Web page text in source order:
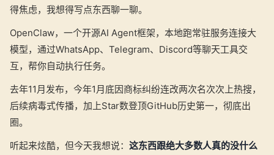
得焦虑，我想得写点东西聊一聊。
OpenClaw，一个开源AI Agent框架，本地跑常驻服务连接大
模型，通过WhatsApp、Telegram、Discord等聊天工具交
互，帮你自动执行任务。
去年11月发布，今年1月底因商标纠纷连改两次名次次上热搜，
后续病毒式传播，加上Star数登顶GitHub历史第一，彻底出
圈。
听起来炫酷，但今天我想说： 这东西跟绝大多数人真的没什么